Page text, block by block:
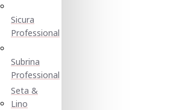
Sicura
Professional
Subrina
Professional
Seta &
Lino